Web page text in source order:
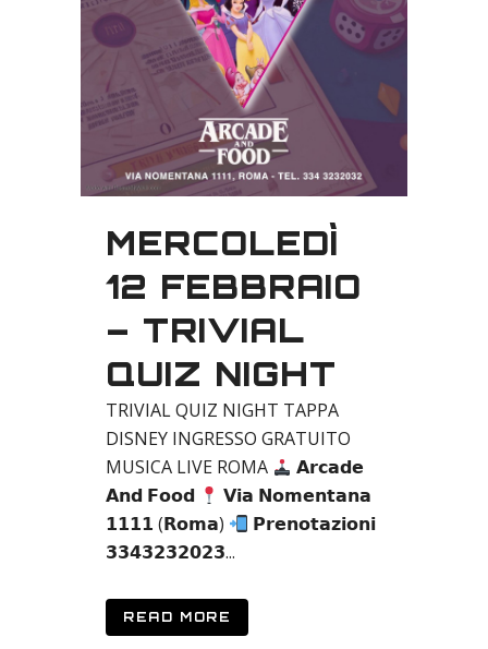
MERCOLEDÌ
12 FEBBRAIO
– TRIVIAL
QUIZ NIGHT
TRIVIAL QUIZ NIGHT TAPPA
DISNEY INGRESSO GRATUITO
MUSICA LIVE ROMA
𝗔𝗿𝗰𝗮𝗱𝗲
𝗔𝗻𝗱 𝗙𝗼𝗼𝗱
𝗩𝗶𝗮 𝗡𝗼𝗺𝗲𝗻𝘁𝗮𝗻𝗮
𝟭𝟭𝟭𝟭 (𝗥𝗼𝗺𝗮)
𝗣𝗿𝗲𝗻𝗼𝘁𝗮𝘇𝗶𝗼𝗻𝗶
𝟯𝟯𝟰𝟯𝟮𝟯𝟮𝟬𝟮𝟯...
READ MORE